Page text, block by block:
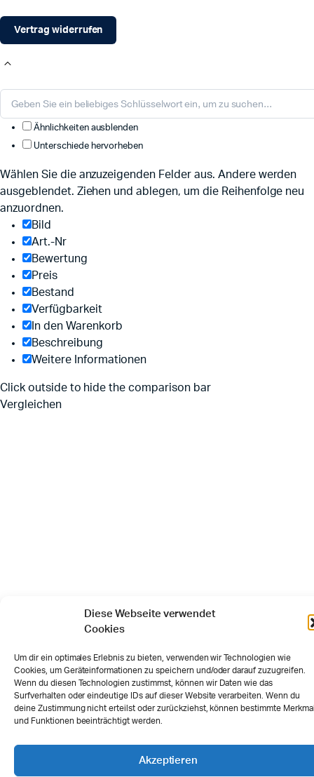
Diese Webseite verwendet
Cookies
Um dir ein optimales Erlebnis zu bieten, verwenden wir Technologien wie
Cookies, um Geräteinformationen zu speichern und/oder darauf zuzugreifen.
Wenn du diesen Technologien zustimmst, können wir Daten wie das
Surfverhalten oder eindeutige IDs auf dieser Website verarbeiten. Wenn du
deine Zustimmung nicht erteilst oder zurückziehst, können bestimmte
und Funktionen beeinträchtigt werden.
Akzeptieren
Vertrag widerrufen
Ähnlichkeiten ausblenden
Unterschiede hervorheben
Wählen Sie die anzuzeigenden Felder aus. Andere werden
ausgeblendet. Ziehen und ablegen, um die Reihenfolge neu
anzuordnen.
Bild
Art.-Nr
Bewertung
Preis
Bestand
Verfügbarkeit
In den Warenkorb
Beschreibung
Weitere Informationen
Click outside to hide the comparison bar
Vergleichen